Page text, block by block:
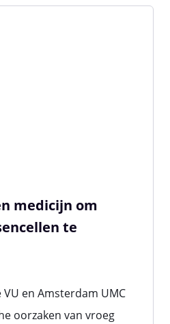
medicijn om
te
en Amsterdam UMC
oorzaken van vroeg